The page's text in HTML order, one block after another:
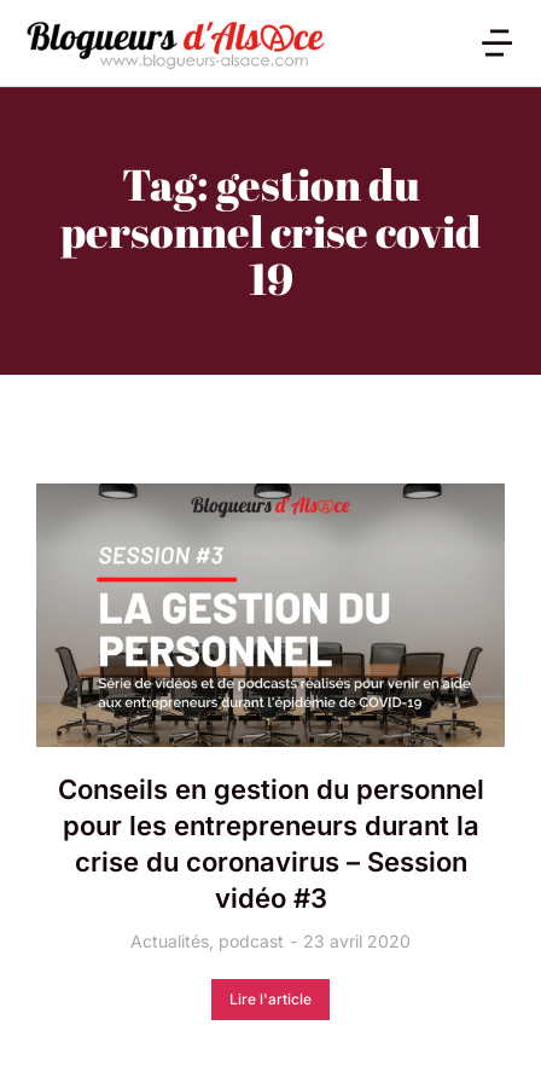
Tag: gestion du
personnel crise covid
19
Conseils en gestion du personnel
pour les entrepreneurs durant la
crise du coronavirus – Session
vidéo #3
Actualités podcast 23 avril 2020
Lire l'article